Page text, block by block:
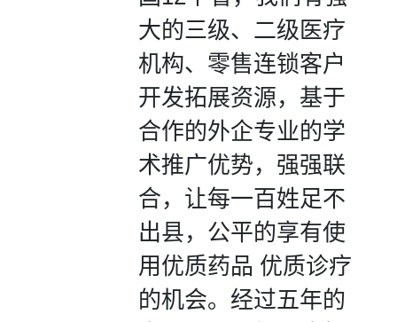
大的三级、二级医疗
机构、零售连锁客户
开发拓展资源，基于
合作的外企专业的学
术推广优势，强强联
合，让每一百姓足不
出县，公平的享有使
用优质药品 优质诊疗
的机会。经过五年的